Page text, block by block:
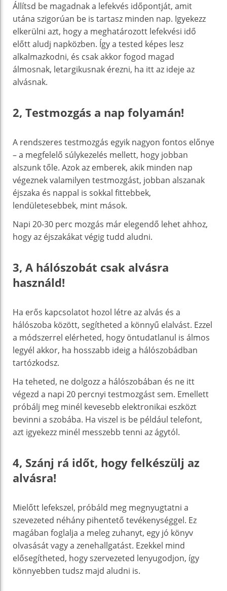
Állítsd be magadnak a lefekvés időpontját, amit
utána szigorúan be is tartasz minden nap. Igyekezz
elkerülni azt, hogy a meghatározott lefekvési idő
előtt aludj napközben. Így a tested képes lesz
alkalmazkodni, és csak akkor fogod magad
álmosnak, letargikusnak érezni, ha itt az ideje az
alvásnak.
2, Testmozgás a nap folyamán!
A rendszeres testmozgás egyik nagyon fontos előnye
– a megfelelő súlykezelés mellett, hogy jobban
alszunk tőle. Azok az emberek, akik minden nap
végeznek valamilyen testmozgást, jobban alszanak
éjszaka és nappal is sokkal fittebbek,
lendületesebbek, mint mások.
Napi 20-30 perc mozgás már elegendő lehet ahhoz,
hogy az éjszakákat végig tudd aludni.
3, A hálószobát csak alvásra
használd!
Ha erős kapcsolatot hozol létre az alvás és a
hálószoba között, segítheted a könnyű elalvást. Ezzel
a módszerrel elérheted, hogy öntudatlanul is álmos
legyél akkor, ha hosszabb ideig a hálószobádban
tartózkodsz.
Ha teheted, ne dolgozz a hálószobában és ne itt
végezd a napi 20 percnyi testmozgást sem. Emellett
próbálj meg minél kevesebb elektronikai eszközt
bevinni a szobába. Ha viszel is be például telefont,
azt igyekezz minél messzebb tenni az ágytól.
4, Szánj rá időt, hogy felkészülj az
alvásra!
Mielőtt lefekszel, próbáld meg megnyugtatni a
szevezeted néhány pihentető tevékenységgel. Ez
magában foglalja a meleg zuhanyt, egy jó könyv
olvasását vagy a zenehallgatást. Ezekkel mind
elősegítheted, hogy szervezeted lenyugodjon, így
könnyebben tudsz majd aludni is.